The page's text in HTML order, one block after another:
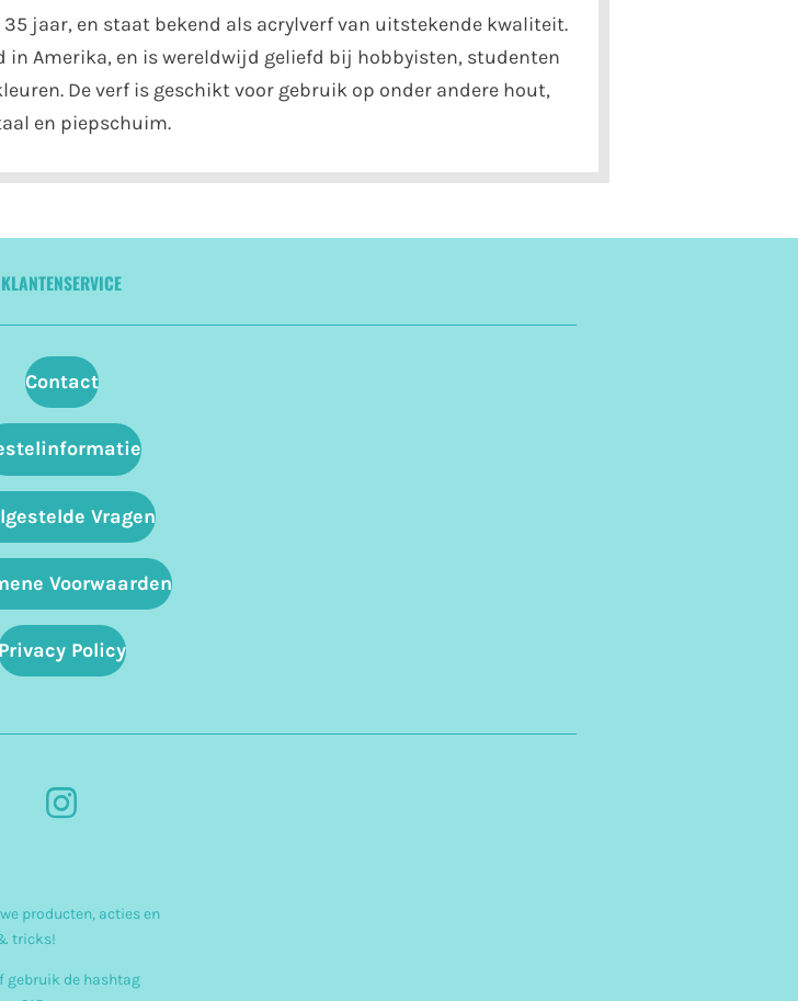
jaar, en staat bekend als acrylverf van uitstekende kwaliteit.
in Amerika, en is wereldwijd geliefd bij hobbyisten, studenten
De verf is geschikt voor gebruik op onder andere hout,
en piepschuim.
KLANTENSERVICE
Contact
Vragen
Voorwaarden
Policy
I
t
g
producten, acties en
tricks!
gebruik de hashtag